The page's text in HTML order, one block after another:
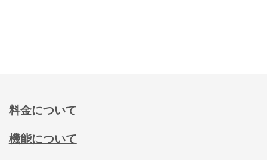
料金について
機能について